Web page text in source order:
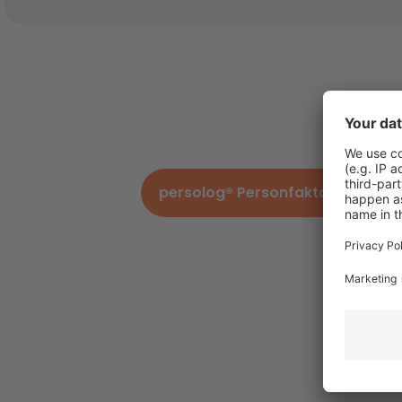
persolog® Personfaktormodell